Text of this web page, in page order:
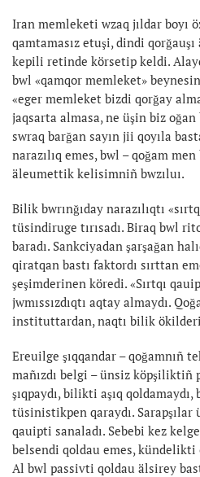
Iran memleketi wzaq jıldar boyı
qamtamasız etuşi, dindi
kepili retinde körsetip keldi.
bwl «qamqor memleket»
«eger memleket bizdi qorğay
jaqsarta almasa, ne üşin biz oğan
swraq barğan sayın jii qoyıla
narazılıq emes, bwl – qoğam
äleumettik kelisimniñ bwzıluı.
Bilik bwrınğıday narazılıqtı
tüsindiruge tırısadı. Biraq bwl
baradı. Sankciyadan şarşağan
qiratqan bastı faktordı sırttan
şeşimderinen köredi. «Sırtqı
jwmıssızdıqtı aqtay almaydı.
instituttardan, naqtı bilik
Ereuilge şıqqandar – qoğamnıñ
mañızdı belgi – ünsiz köpşiliktiñ
şıqpaydı, bilikti aşıq
tüsinistikpen qaraydı. Sarapşılar
qauipti sanaladı. Sebebi kez
belsendi qoldau emes, kündelikti
Al bwl passivti qoldau älsirey